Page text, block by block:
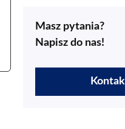
Masz pytania?
Napisz do nas!